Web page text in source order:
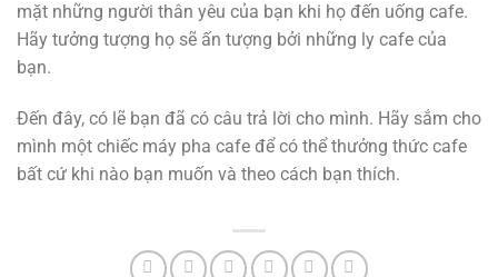
mặt những người thân yêu của bạn khi họ đến uống cafe.
Hãy tưởng tượng họ sẽ ấn tượng bởi những ly cafe của
bạn.
Đến đây, có lẽ bạn đã có câu trả lời cho mình. Hãy sắm cho
mình một chiếc máy pha cafe để có thể thưởng thức cafe
bất cứ khi nào bạn muốn và theo cách bạn thích.